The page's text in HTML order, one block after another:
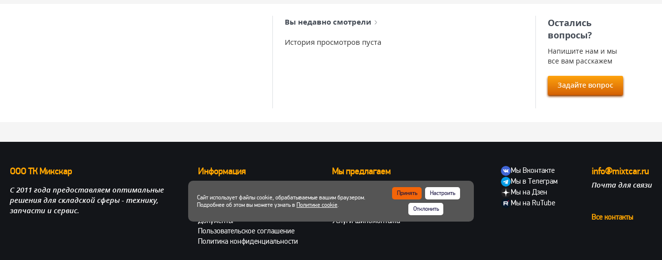
Вы недавно смотрели
История просмотров пуста
Остались
вопросы?
Напишите нам и мы
все вам расскажем
Задайте вопрос
ООО ТК Микскар
С 2011 года предоставляем оптимальные
решения для складской сферы - технику,
запчасти и сервис.
Информация
Доставка и оплата
Личный кабинет
Документы
Пользовательское соглашение
Политика конфиденциальности
Мы предлагаем
Запчасти для вилочных погрузчиков
Запчасти для двигателей
Шины, колеса, диски
Услуги шиномонтажа
Мы Вконтакте
Мы в Телеграм
Мы на Дзен
Мы на RuTube
info@mixtcar.ru
Почта для связи
Все контакты
Сайт использует файлы cookie, обрабатываемые вашим браузером.
Подробнее об этом вы можете узнать в Политике cookie.
Принять Настроить
Отклонить